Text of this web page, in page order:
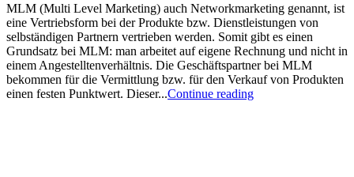
MLM (Multi Level Marketing) auch Networkmarketing genannt, ist
eine Vertriebsform bei der Produkte bzw. Dienstleistungen von
selbständigen Partnern vertrieben werden. Somit gibt es einen
Grundsatz bei MLM: man arbeitet auf eigene Rechnung und nicht in
einem Angestelltenverhältnis. Die Geschäftspartner bei MLM
bekommen für die Vermittlung bzw. für den Verkauf von Produkten
einen festen Punktwert. Dieser...Continue reading